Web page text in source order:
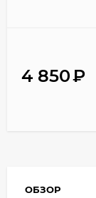
4 850₽
ОБЗОР